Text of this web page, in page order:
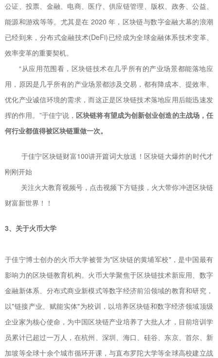
公证、投票、金融、电商、医疗、供应链管理、版权、政务、公益、
能源和游戏等等。尤其是在 2020 年，区块链与数字金融大幕的浪潮
已经到来，分布式金融技术(DeFi)已经成为全球金融体系技术变革、
效率变革的重要契机。
“从应用范围看，区块链技术在几乎所有的产业场景都能落地应
用，原因是几乎所有的产业场景都涉及交易，都有降成本、提效率、
优化产业诚信环境的需求，而这正是区块链技术落地应用后能迅速发
挥的作用。”于佳宁说， 区块链将有望成为创新创业创造的主战场，任
何行业都值得被区块链重做一次。
于佳宁区块链财富100讲开篇词大放送！区块链大爆炸的时代才
刚刚开始
关注火大教育视频号，点击视频下方链接，火大带你冲进区块链
财富新世界！！
3、关于火币大学
于佳宁博士创办的火币大学被誉为"区块链的黄埔军校"，是中国最有
影响力的区块链教育机构。火币大学聚焦于区块链技术新应用、数字
金融新体系、分布式商业新模式等数字经济前沿领域的教育和研究，
以"链接产业、赋能实体"为校训，以培养区块链和数字经济领域顶级
企业家为核心使命，为中国区块链产业培养了大批人才，目前培训学
员累计已超过一万人，在杭州、深圳、海口、硅谷、东京、首尔、新
加坡等全球十余个城市循环开课，与直布罗陀大学等全球高校建立战